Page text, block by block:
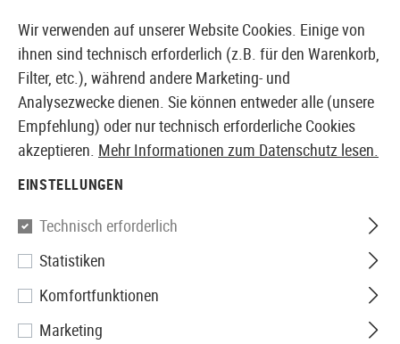
EUROPÄISCHER AIRSOFT SHOP & GROßHÄNDLER
Firefield
10x42 Binoculars
Wir verwenden auf unserer Website Cookies. Einige von
ihnen sind technisch erforderlich (z.B. für den Warenkorb,
Filter, etc.), während andere Marketing- und
Analysezwecke dienen. Sie können entweder alle (unsere
Empfehlung) oder nur technisch erforderliche Cookies
akzeptieren. Mehr Informationen zum Datenschutz lesen.
EINSTELLUNGEN
Technisch erforderlich
Statistiken
Komfortfunktionen
Marketing